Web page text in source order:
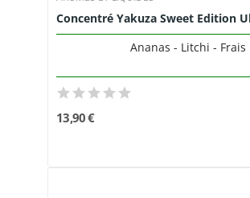
Concentré Yakuza Sweet Edition
Ananas - Litchi - Frais
13,90 €